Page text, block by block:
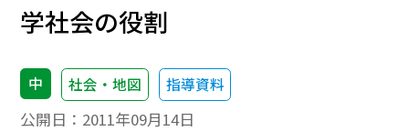
学社会の役割
中 社会・地図 指導資料
公開日： 2011年09月14日